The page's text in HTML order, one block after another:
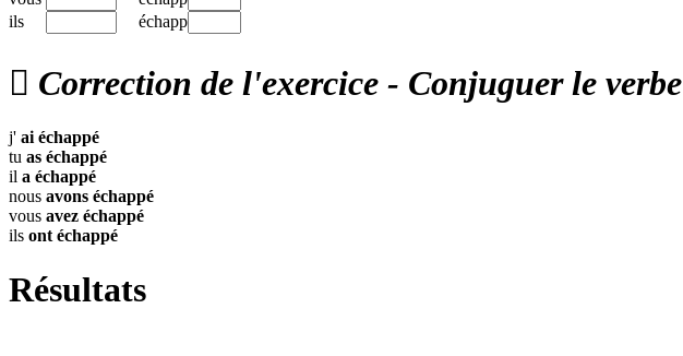
ils
échapp
 Correction de l'exercice - Conjuguer le verbe
j' ai échappé
tu as échappé
il a échappé
nous avons échappé
vous avez échappé
ils ont échappé
Résultats